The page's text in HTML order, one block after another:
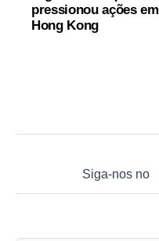
pressionou ações em
Hong Kong
Siga-nos no